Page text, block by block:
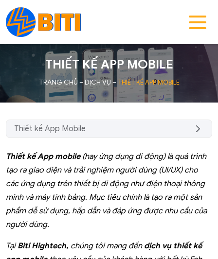
THIẾT KẾ APP MOBILE
TRANG CHỦ – DỊCH VỤ – THIẾT KẾ APP MOBILE
Thiết kế App Mobile
Thiết kế App mobile(hay ứng dụng di động) là quá trình
tạo ra giao diện và trải nghiệm người dùng (UI/UX) cho
các ứng dụng trên thiết bị di động như điện thoại thông
minh và máy tính bảng. Mục tiêu chính là tạo ra một sản
phẩm dễ sử dụng, hấp dẫn và đáp ứng được nhu cầu của
người dùng.
TạiBiti Hightech, chúng tôi mang đến dịch vụ thiết kế